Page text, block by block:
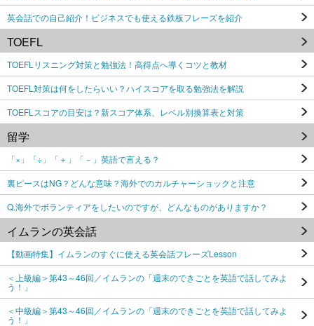
英会話での自己紹介！ビジネスでも使える鉄板フレーズを紹介
TOEFL
TOEFLリスニング対策と勉強法！高得点へ導くコツと教材
TOEFL対策は何をしたらいい？ハイスコアを取る勉強法を解説
TOEFLスコアの目安は？新スコア体系、レベル別換算表と対策
留学
「×」「÷」「＋」「－」英語で言える？
裏ピースはNG？どんな意味？海外でのカルチャーショックと注意
Q.海外でボランティアをしたいのですが、どんなものがありますか？
イムランの英会話
【動画特集】イムランのすぐに使える英会話フレーズLesson
＜上級編＞第43～46回／イムランの「週末のできごとを英語で話してみよ
う！」
＜中級編＞第43～46回／イムランの「週末のできごとを英語で話してみよ
う！」